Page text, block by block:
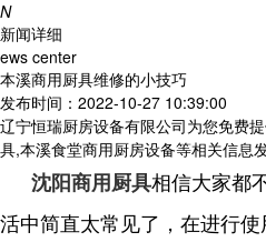
N
新闻详细
ews center
本溪商用厨具维修的小技巧
发布时间：2022-10-27 10:39:00
辽宁恒瑞厨房设备有限公司为您免费
具,本溪食堂商用厨房设备等相关信息
沈阳商用厨具相信大家都
活中简直太常见了，在进行